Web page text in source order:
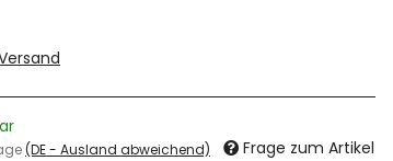
(DE - Ausland abweichend) Frage zum Artikel